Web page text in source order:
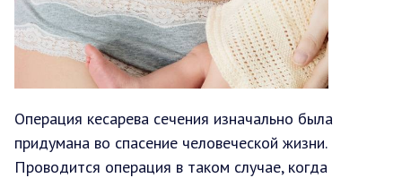
Операция кесарева сечения изначально была
придумана во спасение человеческой жизни.
Проводится операция в таком случае, когда